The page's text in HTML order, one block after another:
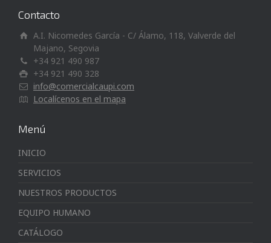
Contacto
A.I. Nicomedes García - C/ Álamo, 118, Valverde del
Majano, Segovia
+34 921 490 987
+34 921 490 328
info@comercialcaupi.com
Localícenos en el mapa
Menú
INICIO
SERVICIOS
NUESTROS PRODUCTOS
EQUIPO HUMANO
CATÁLOGO